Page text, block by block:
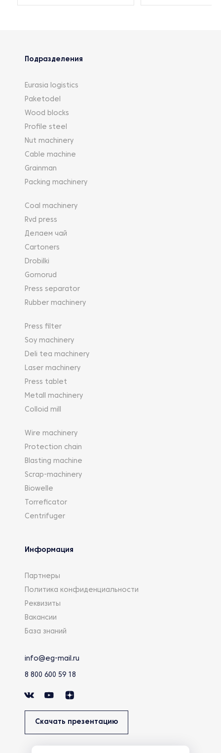
Подразделения
Eurasia logistics
Paketodel
Wood blocks
Profile steel
Nut machinery
Cable machine
Grainman
Packing machinery
Coal machinery
Rvd press
Делаем чай
Cartoners
Drobilki
Gornorud
Press separator
Rubber machinery
Press filter
Soy machinery
Deli tea machinery
Laser machinery
Press tablet
Metall machinery
Colloid mill
Wire machinery
Protection chain
Blasting machine
Scrap-machinery
Biowelle
Torreficator
Centrifuger
Информация
Партнеры
Политика конфиденциальности
Реквизиты
Вакансии
База знаний
info@eg-mail.ru
8 800 600 59 18
Скачать презентацию